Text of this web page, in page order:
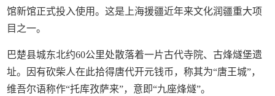
馆新馆正式投入使用。这是上海援疆近年来文化润疆重大项
目之一。
巴楚县城东北约60公里处散落着一片古代寺院、古烽燧堡遗
址。因有砍柴人在此拾得唐代开元钱币，称其为“唐王城”，
维吾尔语称作“托库孜萨来”，意即“九座烽燧”。